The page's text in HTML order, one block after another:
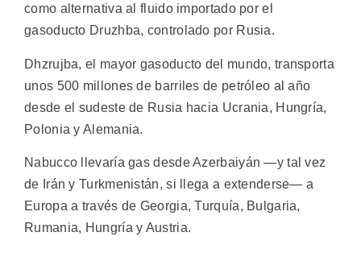
como alternativa al fluido importado por el
gasoducto Druzhba, controlado por Rusia.
Dhzrujba, el mayor gasoducto del mundo, transporta
unos 500 millones de barriles de petróleo al año
desde el sudeste de Rusia hacia Ucrania, Hungría,
Polonia y Alemania.
Nabucco llevaría gas desde Azerbaiyán —y tal vez
de Irán y Turkmenistán, si llega a extenderse— a
Europa a través de Georgia, Turquía, Bulgaria,
Rumania, Hungría y Austria.